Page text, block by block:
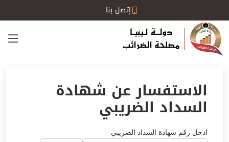
إتصل بنا
الاستفسار عن شهادة
السداد الضريبي
ادخل رقم شهادة السداد الضريبي